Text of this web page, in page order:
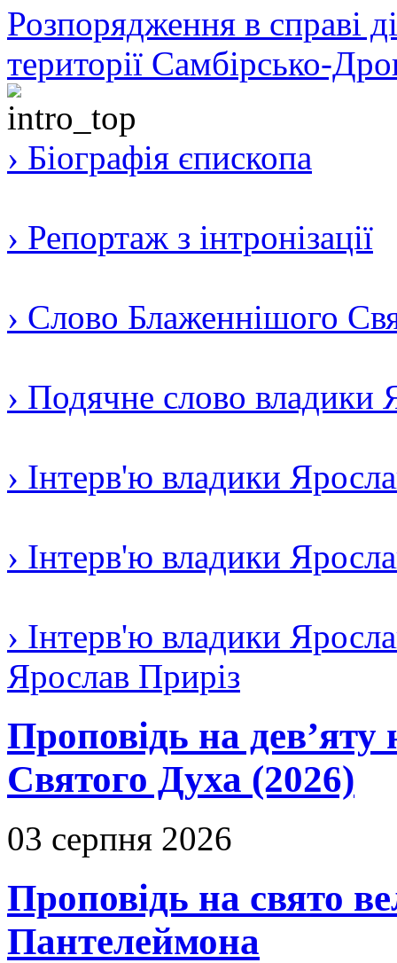
Розпорядження в справі
території Самбірсько-
› Біографія єпископа
› Репортаж з інтронізації
› Слово Блаженнішого
› Подячне слово владики
› Інтерв'ю владики
› Інтерв'ю владики
› Інтерв'ю владики
Ярослав Приріз
Проповідь на дев’яту
Святого Духа (2026)
03 серпня 2026
Проповідь на свято
Пантелеймона